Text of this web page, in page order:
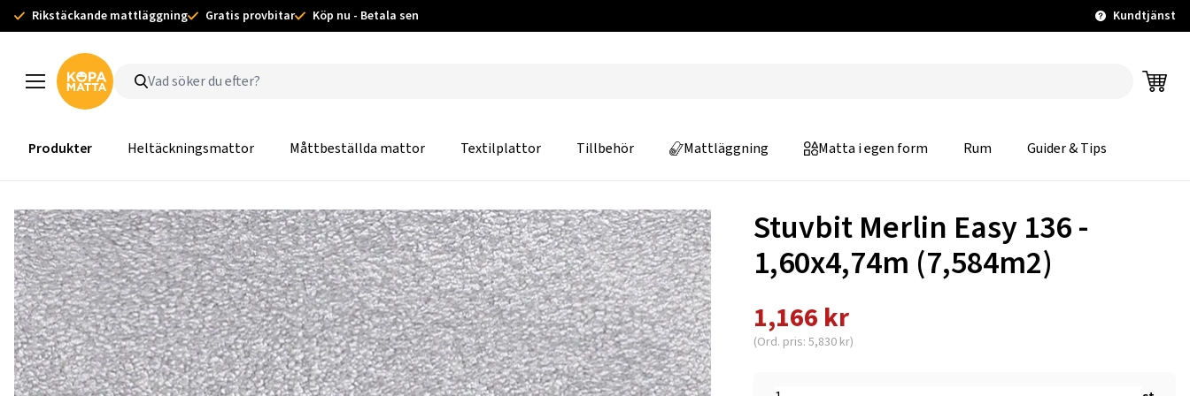
Rikstäckande mattläggning Gratis provbitar Köp nu - Betala sen Kundtjänst
Produkter Heltäckningsmattor Måttbeställda mattor Textilplattor Tillbehör Mattläggning Matta i egen form Rum Guider & Tips
Stuvbit Merlin Easy 136 -
1,60x4,74m (7,584m2)
1,166 kr
(Ord. pris: 5,830 kr)